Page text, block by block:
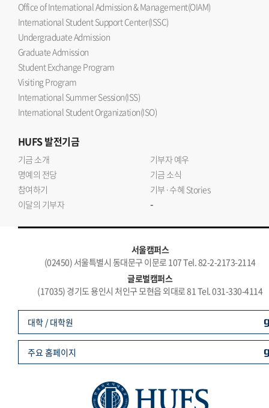
Office of International Admission & Management(OIAM)
International Student Support Center(ISSC)
Undergraduate Admission
Graduate Admission
Student Exchange Program
Visiting Program
International Summer Session(ISS)
International Student Organization(ISO)
HUFS발전기금
기금 소개
기부자 예우
명예의 전당
기금 소식
참여하기
기부·수혜 Stories
이달의 기부자
-
서울캠퍼스
(02450) 서울특별시 동대문구 이문로 107 Tel. 82-2-2173-2114
글로벌캠퍼스
(17035) 경기도 용인시 처인구 모현읍 외대로 81 Tel. 031-330-4114
대학 / 대학원
주요 홈페이지